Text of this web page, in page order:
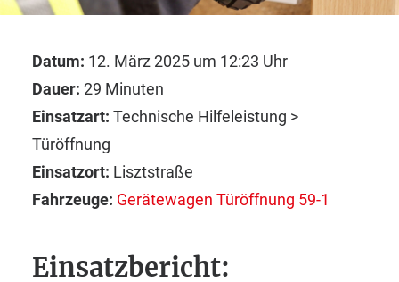
Datum: 12. März 2025 um 12:23 Uhr
Dauer: 29 Minuten
Einsatzart: Technische Hilfeleistung >
Türöffnung
Einsatzort: Lisztstraße
Fahrzeuge: Gerätewagen Türöffnung 59-1
Einsatzbericht: